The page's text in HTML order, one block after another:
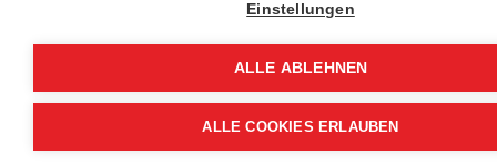
Konzertszene heute zu bieten
hat. Die Kammerkonzerte
demBarbican Quartet, dem
Einstellungen
ALLE ABLEHNEN
ALLE COOKIES ERLAUBEN